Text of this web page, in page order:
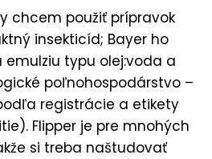
chcem použiť prípravok
insekticíd; Bayer ho
emulziu typu olej:voda a
poľnohospodárstvo –
registrácie a etikety
Flipper je pre mnohých
si treba naštudovať